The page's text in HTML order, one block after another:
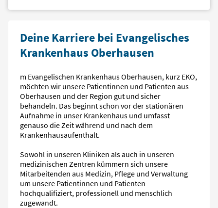
Deine Karriere bei Evangelisches
Krankenhaus Oberhausen
m Evangelischen Krankenhaus Oberhausen, kurz EKO,
möchten wir unsere Patientinnen und Patienten aus
Oberhausen und der Region gut und sicher
behandeln. Das beginnt schon vor der stationären
Aufnahme in unser Krankenhaus und umfasst
genauso die Zeit während und nach dem
Krankenhausaufenthalt.
Sowohl in unseren Kliniken als auch in unseren
medizinischen Zentren kümmern sich unsere
Mitarbeitenden aus Medizin, Pflege und Verwaltung
um unsere Patientinnen und Patienten –
hochqualifiziert, professionell und menschlich
zugewandt.